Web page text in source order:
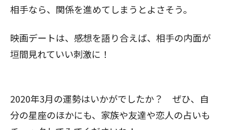
相手なら、関係を進めてしまうとよさそう。
映画デートは、感想を語り合えば、相手の内面が
垣間見れていい刺激に！
2020年3月の運勢はいかがでしたか？ ぜひ、自
分の星座のほかにも、家族や友達や恋人の占いも